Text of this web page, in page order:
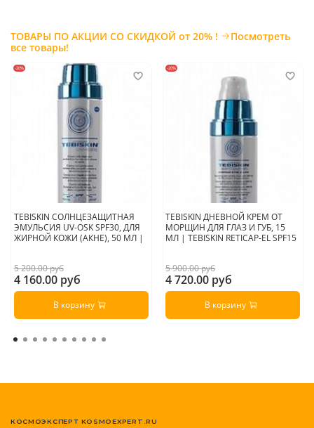
ТОВАРЫ ПО АКЦИИ СО СКИДКОЙ от 20% !
Посмотреть
все товары!
-20%
TEBISKIN СОЛНЦЕЗАЩИТНАЯ
ЭМУЛЬСИЯ UV-OSK SPF30, ДЛЯ
ЖИРНОЙ КОЖИ (АКНЕ), 50 МЛ |
5 200.00 руб
4 160.00 руб
В корзину
-20%
TEBISKIN ДНЕВНОЙ КРЕМ ОТ
МОРЩИН ДЛЯ ГЛАЗ И ГУБ, 15
МЛ | TEBISKIN RETICAP-EL SPF15
5 900.00 руб
4 720.00 руб
В корзину
КОСМОЭКСПЕРТ KOSMOEXPERT.RU